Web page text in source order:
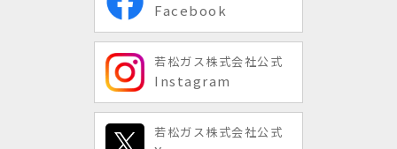
Facebook
若松ガス株式会社公式
Instagram
若松ガス株式会社公式